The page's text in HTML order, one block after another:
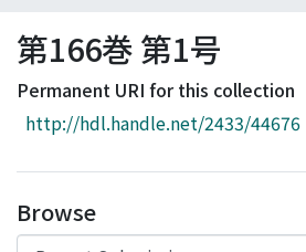
Browse
Download Ranking
Access Statistics
第166巻 第1号
Permanent URI for this collection
http://hdl.handle.net/2433/44676
Browse